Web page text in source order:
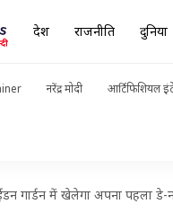
देश राजनीति दुनिया
नरेंद्र मोदी आर्टिफिशियल
गार्डन में खेलेगा अपना पहला